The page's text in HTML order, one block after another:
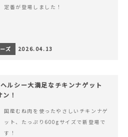
定番が登場しました！
ズ 2026.04.13
ルシー大満足なチキンナゲット
！
国産むね肉を使ったやさしいチキンナゲ
ット、たっぷり600gサイズで新登場で
す！